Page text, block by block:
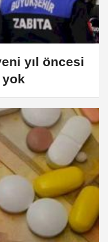
yıl öncesi
yok